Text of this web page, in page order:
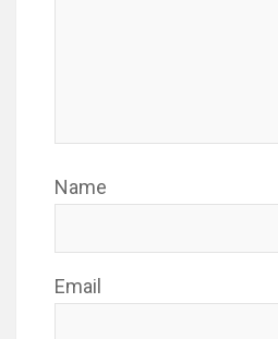
Name
Email